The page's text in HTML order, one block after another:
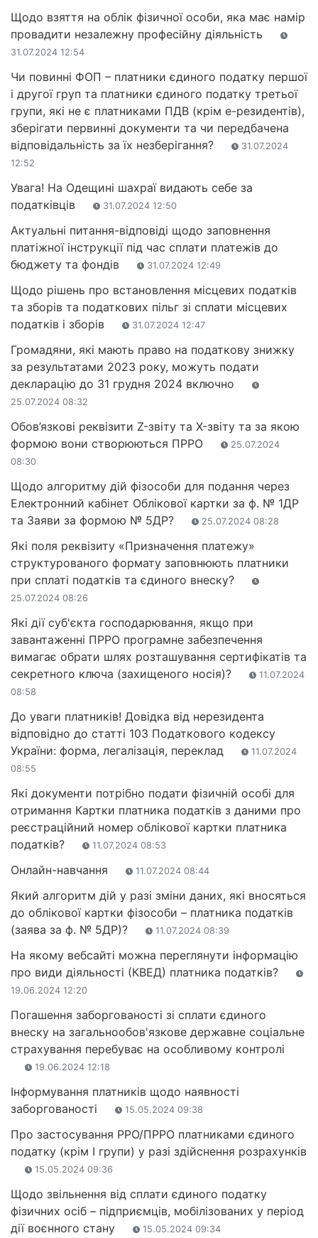
Щодо взяття на облік фізичної особи, яка має намір
провадити незалежну професійну діяльність
31.07.2024 12:54
Чи повинні ФОП – платники єдиного податку першої
і другої груп та платники єдиного податку третьої
групи, які не є платниками ПДВ (крім е-резидентів),
зберігати первинні документи та чи передбачена
відповідальність за їх незберігання?
31.07.2024
12:52
Увага! На Одещині шахраї видають себе за
податківців
31.07.2024 12:50
Актуальні питання-відповіді щодо заповнення
платіжної інструкції під час сплати платежів до
бюджету та фондів
31.07.2024 12:49
Щодо рішень про встановлення місцевих податків
та зборів та податкових пільг зі сплати місцевих
податків і зборів
31.07.2024 12:47
Громадяни, які мають право на податкову знижку
за результатами 2023 року, можуть подати
декларацію до 31 грудня 2024 включно
25.07.2024 08:32
Обов’язкові реквізити Z-звіту та X-звіту та за якою
формою вони створюються ПРРО
25.07.2024
08:30
Щодо алгоритму дій фізособи для подання через
Електронний кабінет Облікової картки за ф. № 1ДР
та Заяви за формою № 5ДР?
25.07.2024 08:28
Які поля реквізиту «Призначення платежу»
структурованого формату заповнюють платники
при сплаті податків та єдиного внеску?
25.07.2024 08:26
Які дії суб'єкта господарювання, якщо при
завантаженні ПРРО програмне забезпечення
вимагає обрати шлях розташування сертифікатів та
секретного ключа (захищеного носія)?
11.07.2024
08:58
До уваги платників! Довідка від нерезидента
відповідно до статті 103 Податкового кодексу
України: форма, легалізація, переклад
11.07.2024
08:55
Які документи потрібно подати фізичній особі для
отримання Картки платника податків з даними про
реєстраційний номер облікової картки платника
податків?
11.07.2024 08:53
Онлайн-навчання 11.07.2024 08:44
Який алгоритм дій у разі зміни даних, які вносяться
до облікової картки фізособи – платника податків
(заява за ф. № 5ДР)?
11.07.2024 08:39
На якому вебсайті можна переглянути інформацію
про види діяльності (КВЕД) платника податків?
19.06.2024 12:20
Погашення заборгованості зі сплати єдиного
внеску на загальнообов'язкове державне соціальне
страхування перебуває на особливому контролі
19.06.2024 12:18
Інформування платників щодо наявності
заборгованості
15.05.2024 09:38
Про застосування РРО/ПРРО платниками єдиного
податку (крім І групи) у разі здійснення розрахунків
15.05.2024 09:36
Щодо звільнення від сплати єдиного податку
фізичних осіб – підприємців, мобілізованих у період
дії воєнного стану
15.05.2024 09:34